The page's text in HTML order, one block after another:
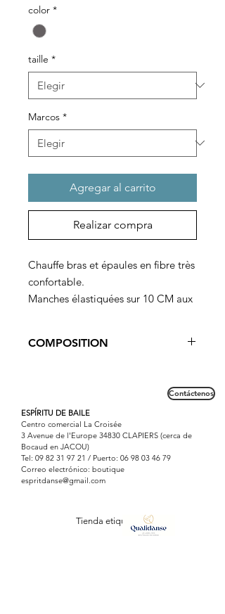
color *
taille *
Marcos *
Agregar al carrito
Realizar compra
Chauffe bras et épaules en fibre très
confortable.
Manches élastiquées sur 10 CM aux
le cours et pendant l' échauffement.
COMPOSITION
Coutures de qualité extra fines pour
Lavable en machine.
Respect des lois environnementales
de fabrication.
Contáctenos
ESPÍRITU DE BAILE
Centro comercial La Croisée
3 Avenue de l'Europe 34830 CLAPIERS (cerca de
Bocaud en JACOU)
Tel: 09 82 31 97 21 / Puerto: 06 98 03 46 79
Correo electrónico: boutique
espritdanse@gmail.com
Tienda etiquetada